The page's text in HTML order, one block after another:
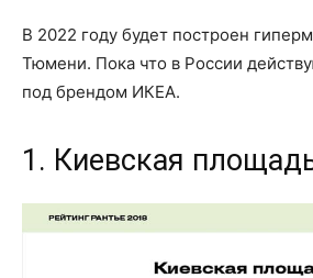
В 2022 году будет построен
Тюмени. Пока что в России
под брендом ИКЕА.
1. Киевская